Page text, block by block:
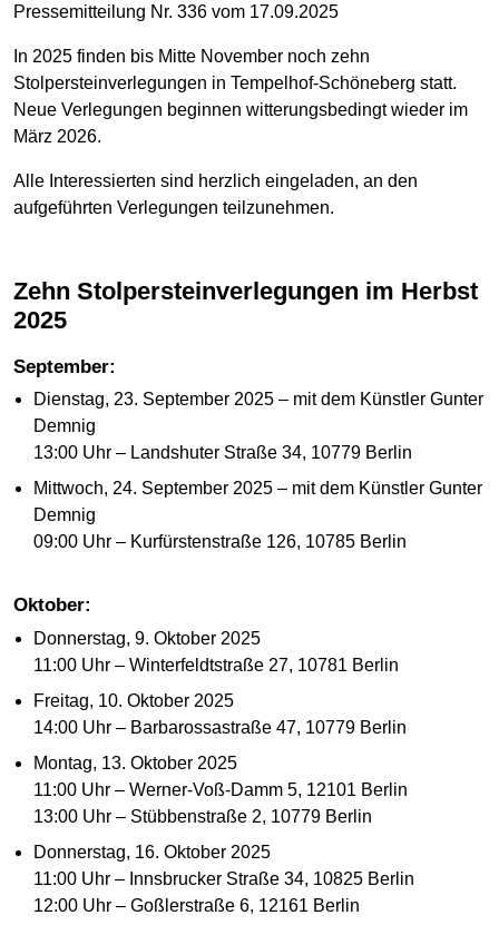
Pressemitteilung Nr. 336 vom 17.09.2025
In 2025 finden bis Mitte November noch zehn
Stolpersteinverlegungen in Tempelhof-Schöneberg statt.
Neue Verlegungen beginnen witterungsbedingt wieder im
März 2026.
Alle Interessierten sind herzlich eingeladen, an den
aufgeführten Verlegungen teilzunehmen.
Zehn Stolpersteinverlegungen im Herbst
2025
September:
Dienstag, 23. September 2025 – mit dem Künstler Gunter
Demnig
13:00 Uhr – Landshuter Straße 34, 10779 Berlin
Mittwoch, 24. September 2025 – mit dem Künstler Gunter
Demnig
09:00 Uhr – Kurfürstenstraße 126, 10785 Berlin
Oktober:
Donnerstag, 9. Oktober 2025
11:00 Uhr – Winterfeldtstraße 27, 10781 Berlin
Freitag, 10. Oktober 2025
14:00 Uhr – Barbarossastraße 47, 10779 Berlin
Montag, 13. Oktober 2025
11:00 Uhr – Werner-Voß-Damm 5, 12101 Berlin
13:00 Uhr – Stübbenstraße 2, 10779 Berlin
Donnerstag, 16. Oktober 2025
11:00 Uhr – Innsbrucker Straße 34, 10825 Berlin
12:00 Uhr – Goßlerstraße 6, 12161 Berlin